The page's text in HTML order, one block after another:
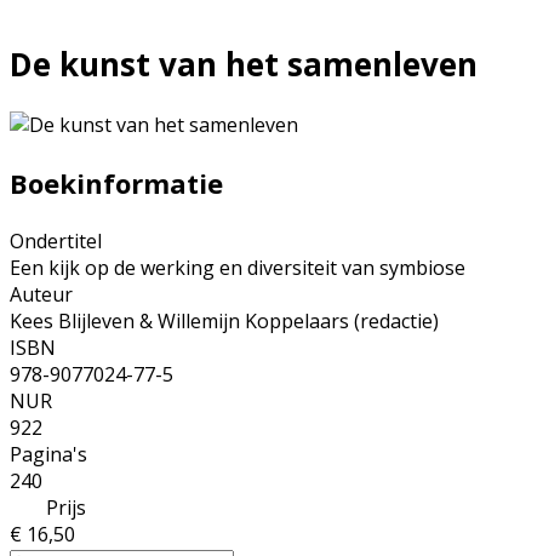
De kunst van het samenleven
Boekinformatie
Ondertitel
Een kijk op de werking en diversiteit van symbiose
Auteur
Kees Blijleven & Willemijn Koppelaars (redactie)
ISBN
978-9077024-77-5
NUR
922
Pagina's
240
Prijs
€ 16,50